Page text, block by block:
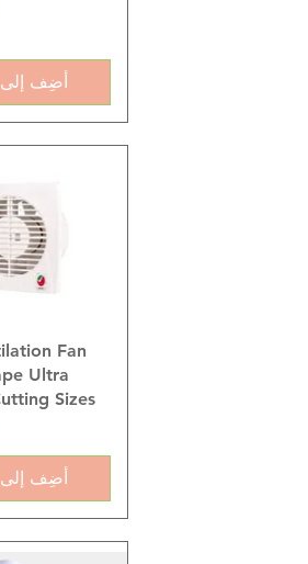
أضِف إلى
العرضFan
Ultra
Sizes
أضِف إلى